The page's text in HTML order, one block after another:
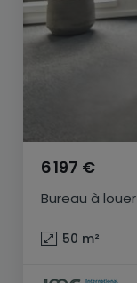
Bureau à louer
6 197 €
50 m²